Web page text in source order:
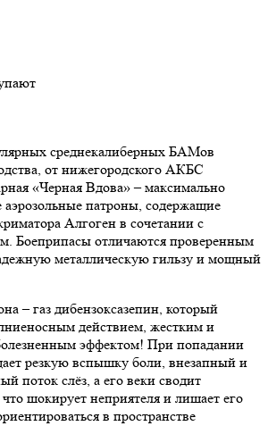
среднекалиберных БАМов
от нижегородского АКБС
«Черная Вдова» – максимально
патроны, содержащие
Алгоген в сочетании с
Боеприпасы отличаются проверенным
металлическую гильзу и мощный
– газ дибензоксазепин, который
действием, жестким и
эффектом! При попадании
резкую вспышку боли, внезапный и
поток слёз, а его веки сводит
шокирует неприятеля и лишает его
в пространстве